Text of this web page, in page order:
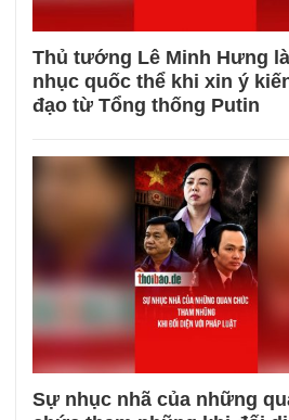
Thủ tướng Lê Minh Hưng
nhục quốc thể khi xin ý
đạo từ Tổng thống Putin
Sự nhục nhã của những